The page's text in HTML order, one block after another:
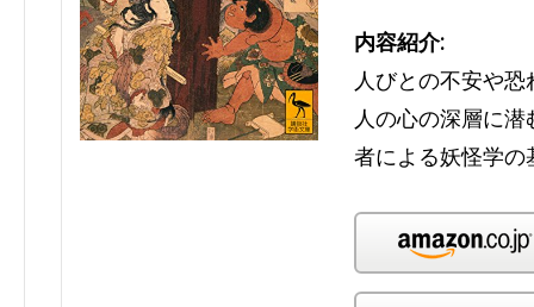
内容紹介:
人びとの不安や
人の心の深層に
者による妖怪学の